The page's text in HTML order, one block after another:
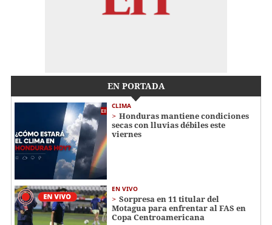
EN PORTADA
CLIMA
Honduras mantiene condiciones
secas con lluvias débiles este
viernes
EN VIVO
Sorpresa en 11 titular del
Motagua para enfrentar al FAS en
Copa Centroamericana